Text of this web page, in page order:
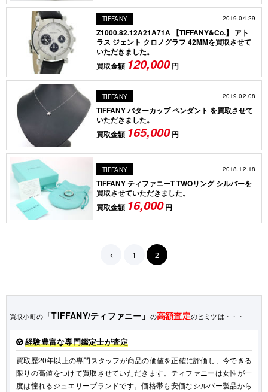
TIFFANY 2019.04.29
Z1000.82.12A21A71A 【TIFFANY&Co.】 アト
ラス ジェント クロノグラフ 42MMを買取させて
いただきました。
買取金額 120,000円
TIFFANY 2019.02.08
TIFFANY バターカップ ペンダント を買取させて
いただきました。
買取金額 165,000円
TIFFANY 2018.12.18
TIFFANY ティファニーT TWOリング シルバーを
買取させていただきました。
買取金額 16,000円
1 2
買取小町の 「TIFFANY/ティファニー」 の高額査定のヒミツは・・・
経験豊富な専門鑑定士が査定
買取歴20年以上の専門スタッフが商品の価値を正確に評価し、今できる
限りの高値をつけて買取させていただきます。ティファニーは女性が一
度は憧れるジュエリーブランドです。価格帯も安価なシルバー製品から